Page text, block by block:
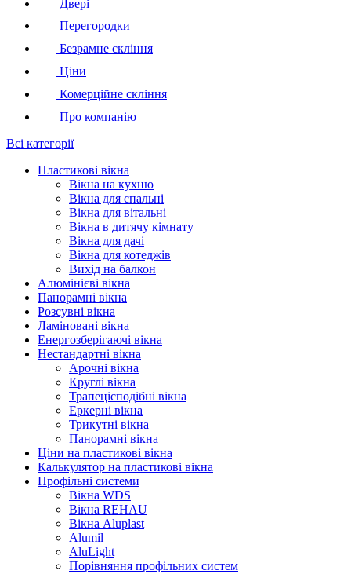
Двері
Перегородки
Безрамне скління
Ціни
Комерційне скління
Про компанію
Всі категорії
Пластикові вікна
Вікна на кухню
Вікна для спальні
Вікна для вітальні
Вікна в дитячу кімнату
Вікна для дачі
Вікна для котеджів
Вихід на балкон
Алюмінієві вікна
Панорамні вікна
Розсувні вікна
Ламіновані вікна
Енергозберігаючі вікна
Нестандартні вікна
Арочні вікна
Круглі вікна
Трапецієподібні вікна
Еркерні вікна
Трикутні вікна
Панорамні вікна
Ціни на пластикові вікна
Калькулятор на пластикові вікна
Профільні системи
Вікна WDS
Вікна REHAU
Вікна Aluplast
Alumil
AluLight
Порівняння профільних систем